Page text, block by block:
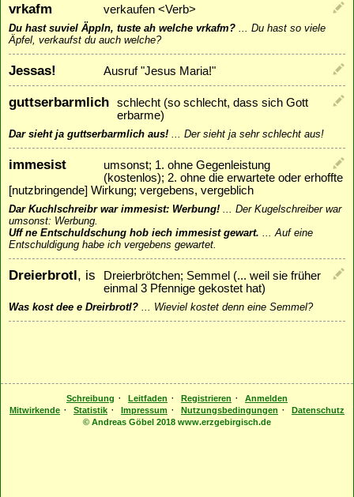
vrkafm verkaufen <Verb>
Du hast suviel Äppln, tuste ah welche vrkafm? ... Du hast so viele
Äpfel, verkaufst du auch welche?
Jessas! Ausruf "Jesus Maria!"
guttserbarmlich
schlecht (so schlecht, dass sich Gott
erbarme)
Dar sieht ja guttserbarmlich aus! ... Der sieht ja sehr schlecht aus!
immesist
umsonst; 1. ohne Gegenleistung
(kostenlos); 2. ohne die erwartete oder erhoffte
[nutzbringende] Wirkung; vergebens, vergeblich
Dar Kuchlschreibr war immesist: Werbung! ... Der Kugelschreiber war
umsonst: Werbung.
Uff ne Entschuldschung hob iech immesist gewart. ...Auf eine
Entschuldigung habe ich vergebens gewartet.
Dreierbrotl, is
Dreierbrötchen; Semmel (... weil sie früher
einmal 3 Pfennige gekostet hat)
Was kost dee e Dreirbrotl? ... Wieviel kostet denn eine Semmel?
Schreibung · Leitfaden · Registrieren ·
Anmelden
Mitwirkende · Statistik · Impressum · Nutzungsbedingungen ·
Datenschutz
© Andreas Göbel 2018 www.erzgebirgisch.de